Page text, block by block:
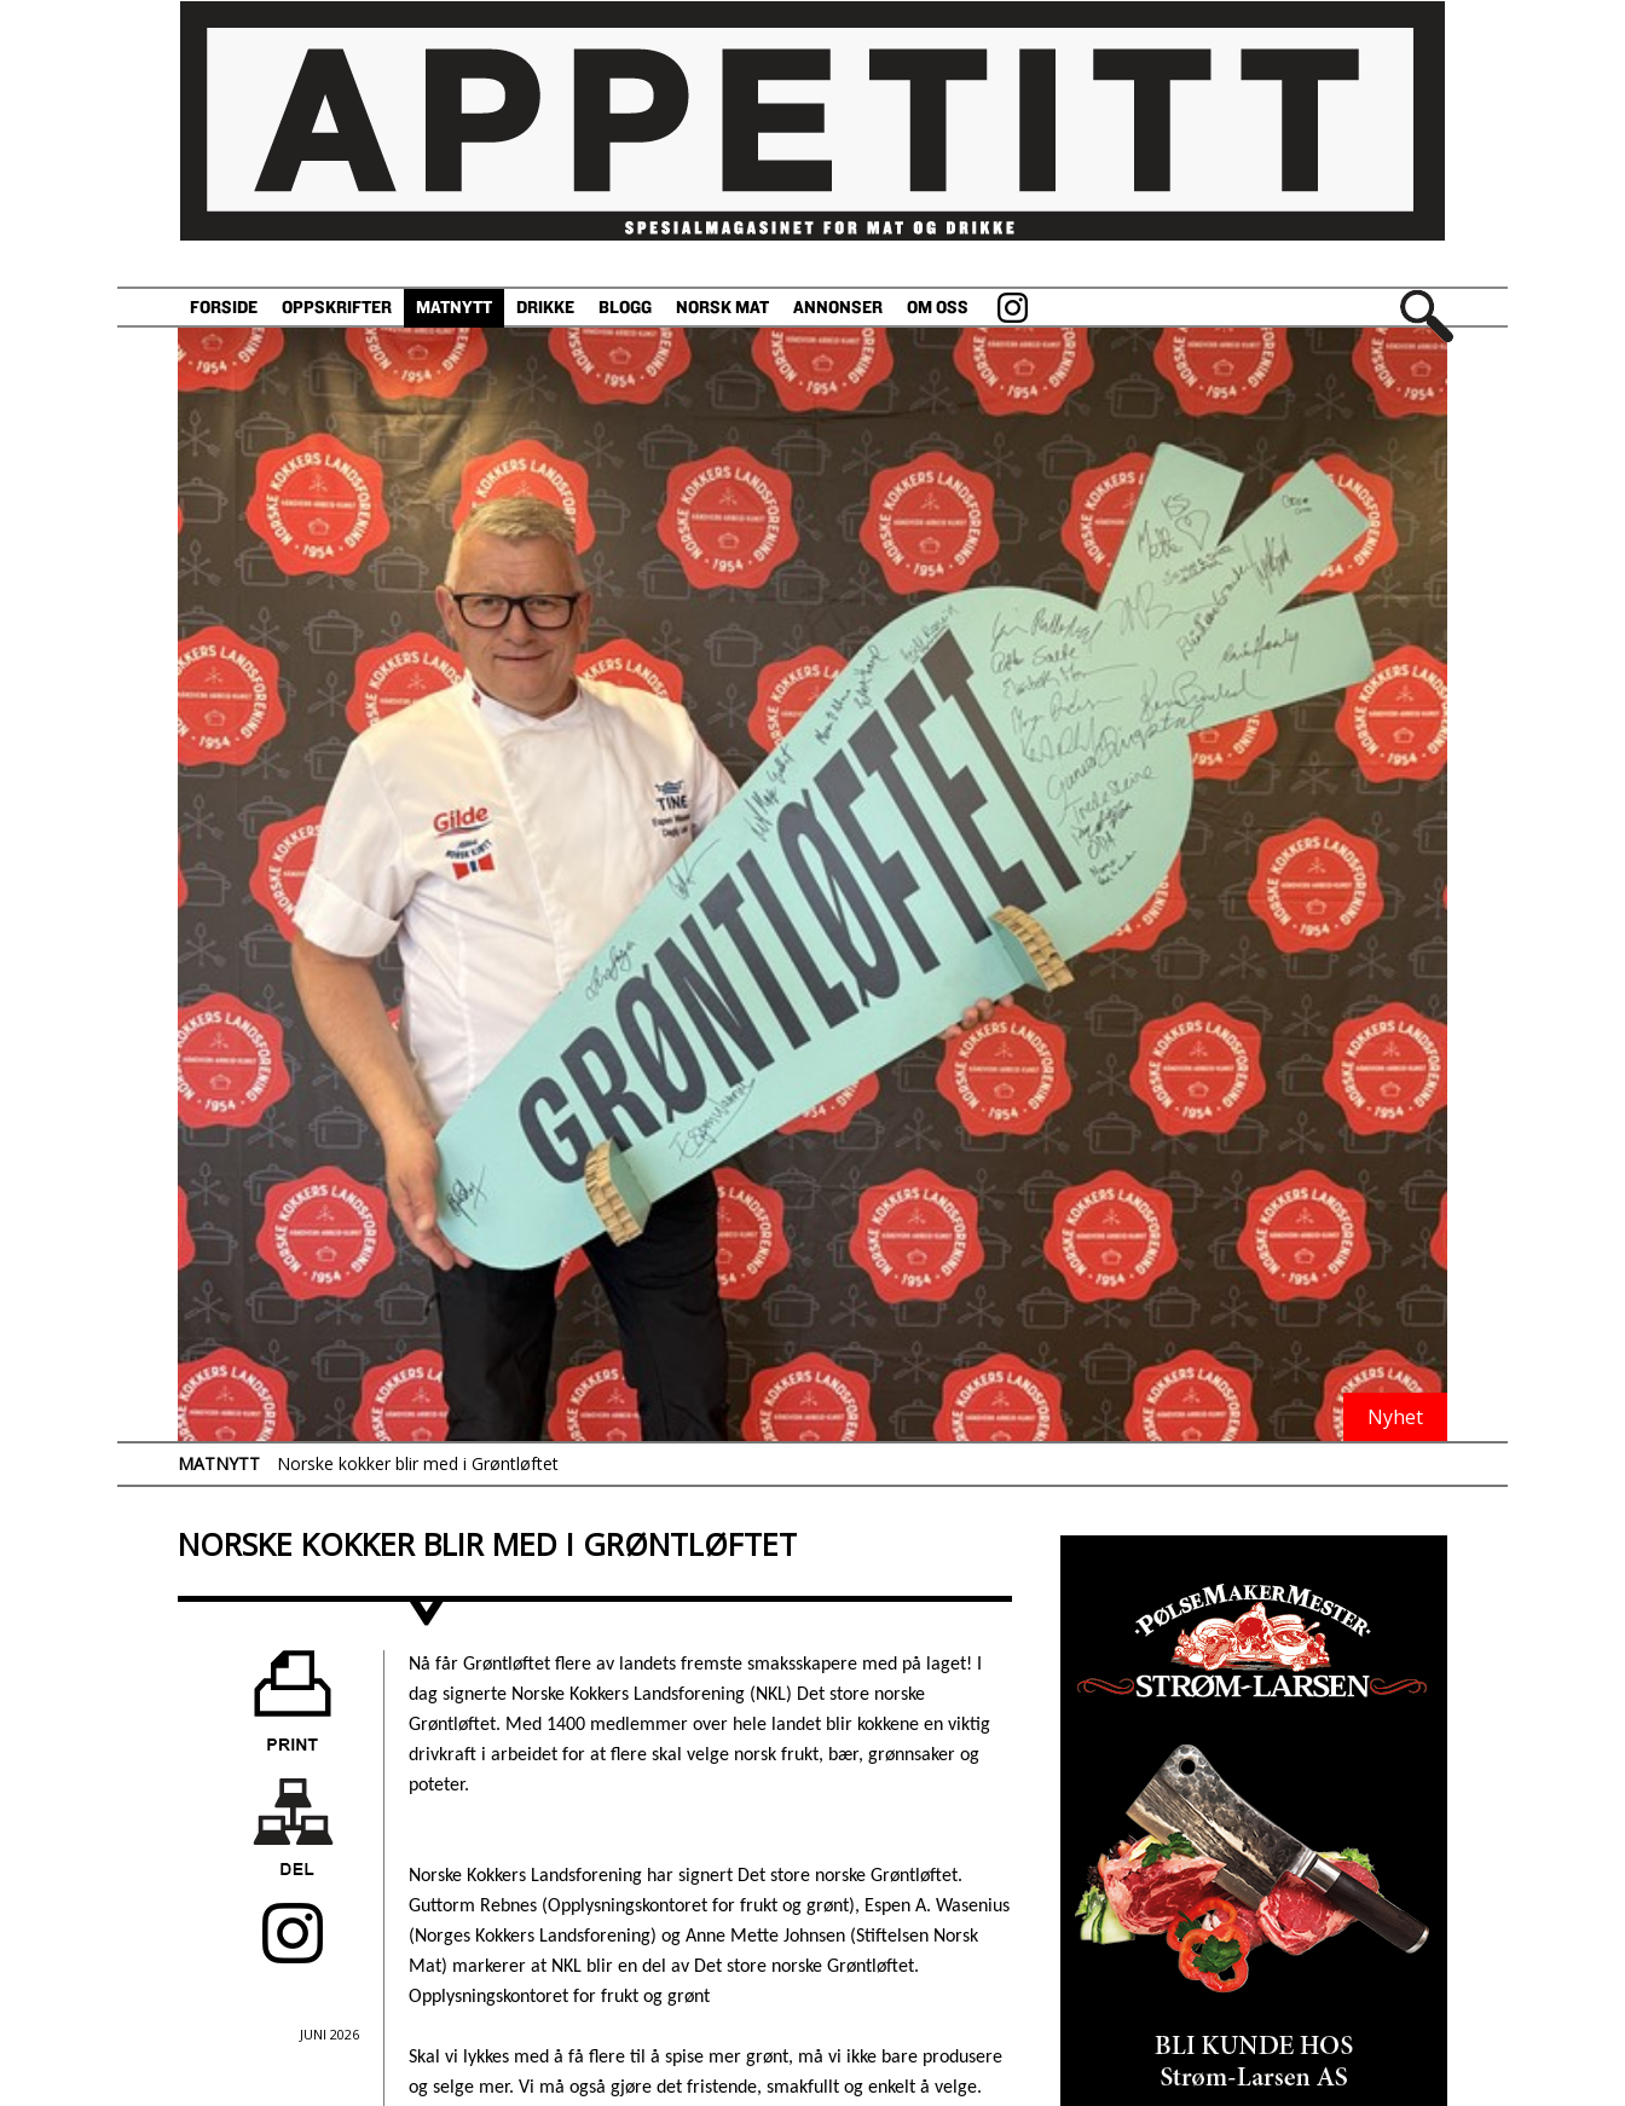
FORSIDE OPPSKRIFTER MATNYTT DRIKKE BLOGG NORSK MAT ANNONSER OM OSS
Nyhet
MATNYTT Norske kokker blir med i Grøntløftet
NORSKE KOKKER BLIR MED I GRØNTLØFTET
>
JUNI 2026
Nå får Grøntløftet flere av landets fremste smaksskapere med på laget! I
dag signerte Norske Kokkers Landsforening (NKL) Det store norske
Grøntløftet. Med 1400 medlemmer over hele landet blir kokkene en viktig
drivkraft i arbeidet for at flere skal velge norsk frukt, bær, grønnsaker og
poteter.
Norske Kokkers Landsforening har signert Det store norske Grøntløftet.
Guttorm Rebnes (Opplysningskontoret for frukt og grønt), Espen A. Wasenius
(Norges Kokkers Landsforening) og Anne Mette Johnsen (Stiftelsen Norsk
Mat) markerer at NKL blir en del av Det store norske Grøntløftet.
Opplysningskontoret for frukt og grønt
Skal vi lykkes med å få flere til å spise mer grønt, må vi ikke bare produsere
og selge mer. Vi må også gjøre det fristende, smakfullt og enkelt å velge.